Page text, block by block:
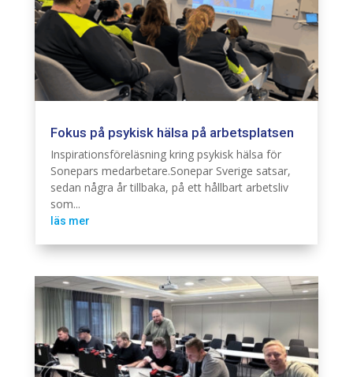
Fokus på psykisk hälsa på arbetsplatsen
Inspirationsföreläsning kring psykisk hälsa för
Sonepars medarbetare.Sonepar Sverige satsar,
sedan några år tillbaka, på ett hållbart arbetsliv
som...
läs mer